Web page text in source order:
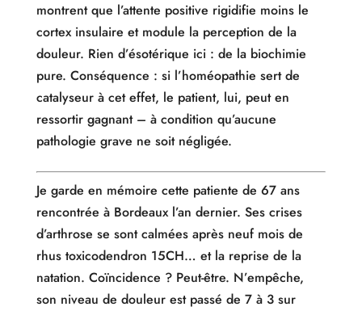
montrent que l’attente positive rigidifie moins le
cortex insulaire et module la perception de la
douleur. Rien d’ésotérique ici : de la biochimie
pure. Conséquence : si l’homéopathie sert de
catalyseur à cet effet, le patient, lui, peut en
ressortir gagnant – à condition qu’aucune
pathologie grave ne soit négligée.
Je garde en mémoire cette patiente de 67 ans
rencontrée à Bordeaux l’an dernier. Ses crises
d’arthrose se sont calmées après neuf mois de
rhus toxicodendron 15CH… et la reprise de la
natation. Coïncidence ? Peut-être. N’empêche,
son niveau de douleur est passé de 7 à 3 sur